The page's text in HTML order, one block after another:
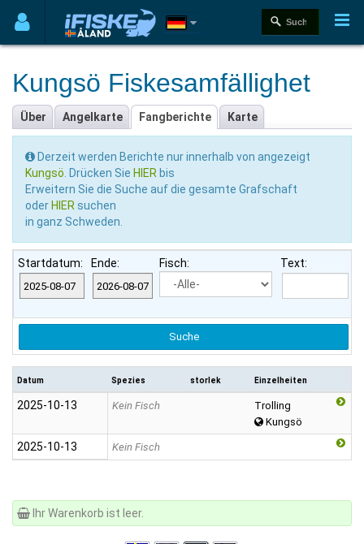
Kungsö Fiskesamfällighet
Über Angelkarte Fangberichte Karte
Derzeit werden Berichte nur innerhalb von angezeigt
Kungsö . Drücken Sie HIER bis
Erweitern Sie die Suche auf die gesamte Grafschaft
oder HIER suchen
in ganz Schweden.
Startdatum: Ende: Fisch: Text:
Datum Spezies storlek Einzelheiten
2025‑10‑13 Kein Fisch
Trolling
Kungsö
2025‑10‑13 Kein Fisch
Ihr Warenkorb ist leer.